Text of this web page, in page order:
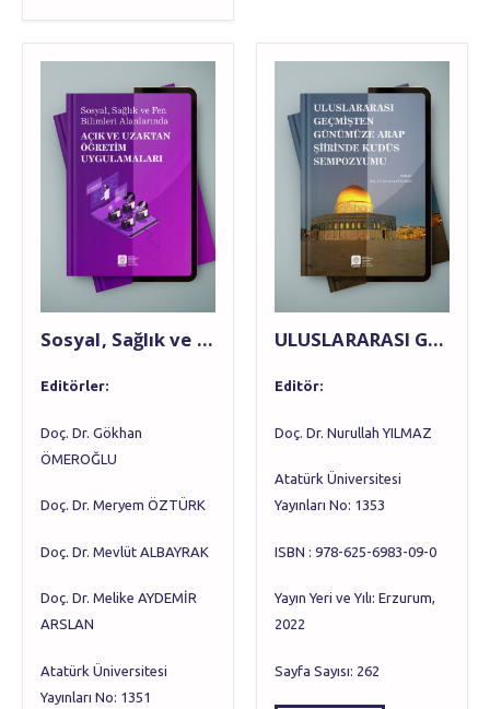
Sosyal, Sağlık ve Fen Bilimleri Alanlarında AÇIK VE UZAKTAN ÖĞRETİM UYGULAMALARI
Editörler:
Doç. Dr. Gökhan
ÖMEROĞLU
Doç. Dr. Meryem ÖZTÜRK
Doç. Dr. Mevlüt ALBAYRAK
Doç. Dr. Melike AYDEMİR
ARSLAN
Atatürk Üniversitesi
Yayınları No: 1351
ULUSLARARASI GEÇMİŞTEN GÜNÜMÜZE ARAP ŞİİRİNDE KUDÜS SEMPOZYUMU
Editör:
Doç. Dr. Nurullah YILMAZ
Atatürk Üniversitesi
Yayınları No: 1353
ISBN : 978-625-6983-09-0
Yayın Yeri ve Yılı: Erzurum,
2022
Sayfa Sayısı: 262